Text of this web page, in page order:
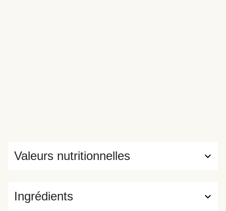
Ingrédients
Valeurs nutritionnelles